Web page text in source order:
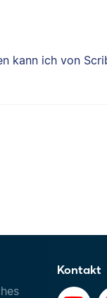
kann ich von
Kontakt